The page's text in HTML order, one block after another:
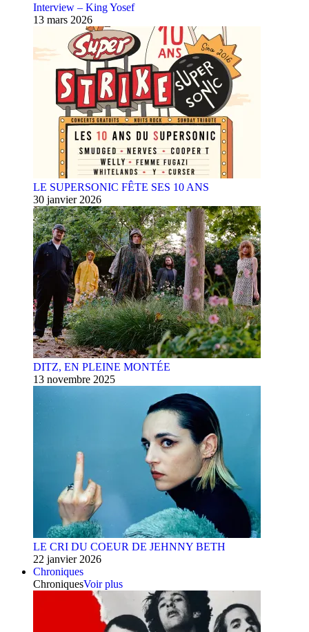
Interview – King Yosef
13 mars 2026
LE SUPERSONIC FÊTE SES 10 ANS
30 janvier 2026
DITZ, EN PLEINE MONTÉE
13 novembre 2025
LE CRI DU COEUR DE JEHNNY BETH
22 janvier 2026
Chroniques
ChroniquesVoir plus